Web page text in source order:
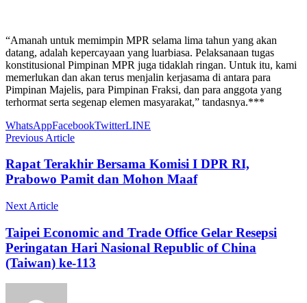
“Amanah untuk memimpin MPR selama lima tahun yang akan
datang, adalah kepercayaan yang luarbiasa. Pelaksanaan tugas
konstitusional Pimpinan MPR juga tidaklah ringan. Untuk itu, kami
memerlukan dan akan terus menjalin kerjasama di antara para
Pimpinan Majelis, para Pimpinan Fraksi, dan para anggota yang
terhormat serta segenap elemen masyarakat,” tandasnya.***
WhatsAppFacebookTwitterLINE
Previous Article
Rapat Terakhir Bersama Komisi I DPR RI,
Prabowo Pamit dan Mohon Maaf
Next Article
Taipei Economic and Trade Office Gelar Resepsi
Peringatan Hari Nasional Republic of China
(Taiwan) ke-113